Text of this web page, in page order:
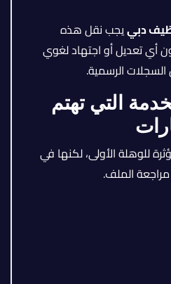
دبييجب نقل هذه
أي تعديل أو اجتهاد لغوي
الرسمية.
التي تهتم
للوهلة الأولى، لكنها في
الملف.